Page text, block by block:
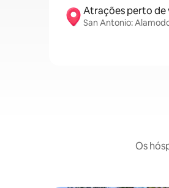
Atrações perto de
San Antonio:
Os